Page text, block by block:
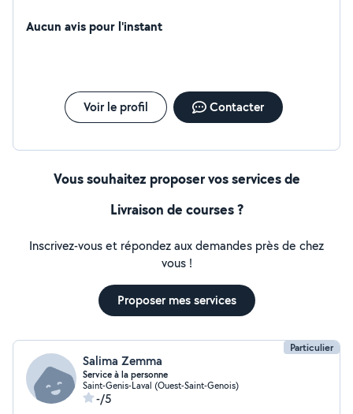
Aucun avis pour l'instant
Voir le profil Contacter
Vous souhaitez proposer vos services de
Livraison de courses ?
Inscrivez-vous et répondez aux demandes près de chez
vous !
Proposer mes services
Particulier
Salima Zemma
Service à la personne
Saint-Genis-Laval (Ouest-Saint-Genois)
-/5